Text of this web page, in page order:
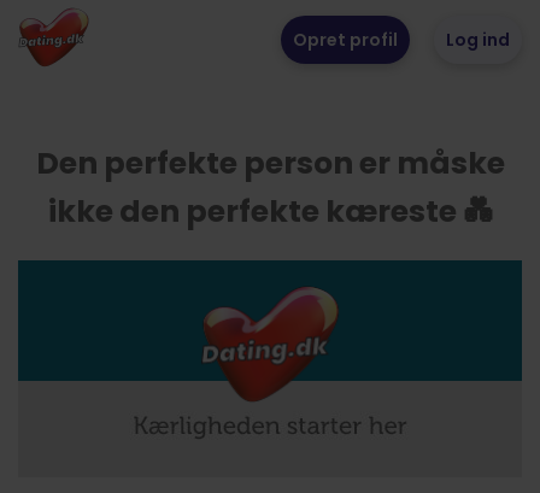
Opret profil Log ind
Den perfekte person er måske
ikke den perfekte kæreste 💑